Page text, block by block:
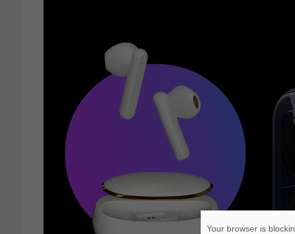
Your browser is